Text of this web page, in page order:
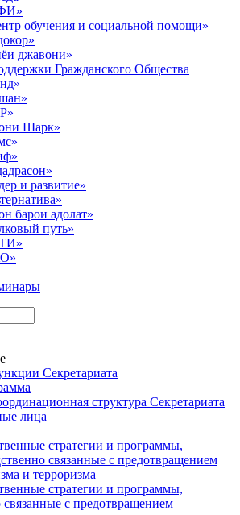
обучения и социальной помощи»
джавони»
Гражданского Общества
Шарк»
и развитие»
барои адолат»
путь»
Секретариата
структура Секретариата
лица
стратегии и программы,
связанные с предотвращением
и терроризма
стратегии и программы,
связанные с предотвращением